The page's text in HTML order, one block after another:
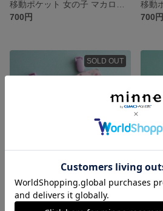
700円
700円
SOLD OUT
移動ポケット 女の子 バレエドレス柄②
700円